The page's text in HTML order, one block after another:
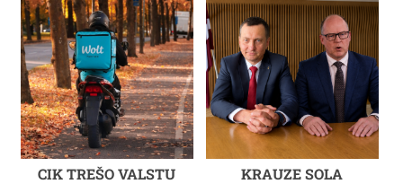
CIK TREŠO VALSTU
KRAUZE SOLA